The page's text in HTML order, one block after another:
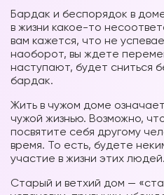
Бардак и беспорядок в
в жизни какое-то
вам кажется, что не
наоборот, вы ждете
наступают, будет сниться
бардак.
Жить в чужом доме
чужой жизнью. Возможно,
посвятите себя другому
время. То есть, будете
участие в жизни этих людей.
Старый и ветхий дом —